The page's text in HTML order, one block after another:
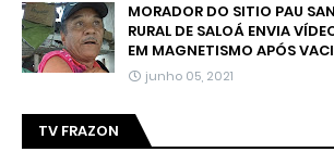
MORADOR DO SITIO PAU
RURAL DE SALOÁ ENVIA
EM MAGNETISMO APÓS
junho 05, 2021
TV FRAZON